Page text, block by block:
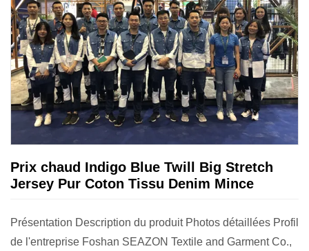
Prix ​​​​chaud Indigo Blue Twill Big Stretch
Jersey Pur Coton Tissu Denim Mince
Présentation Description du produit Photos détaillées Profil
de l'entreprise Foshan SEAZON Textile and Garment Co.,